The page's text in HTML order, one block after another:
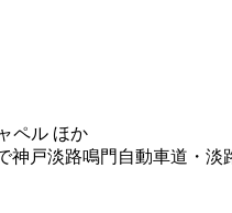
ペル ほか
神戸淡路鳴門自動車道・